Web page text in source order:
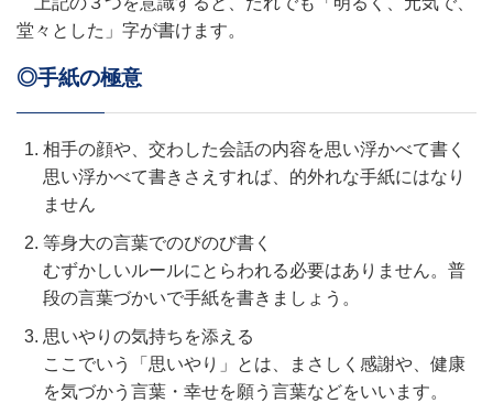
堂々とした」字が書けます。
◎手紙の極意
相手の顔や、交わした会話の内容を思い浮かべて書く
思い浮かべて書きさえすれば、的外れな手紙にはなり
ません
等身大の言葉でのびのび書く
むずかしいルールにとらわれる必要はありません。普
段の言葉づかいで手紙を書きましょう。
思いやりの気持ちを添える
ここでいう「思いやり」とは、まさしく感謝や、健康
を気づかう言葉・幸せを願う言葉などをいいます。